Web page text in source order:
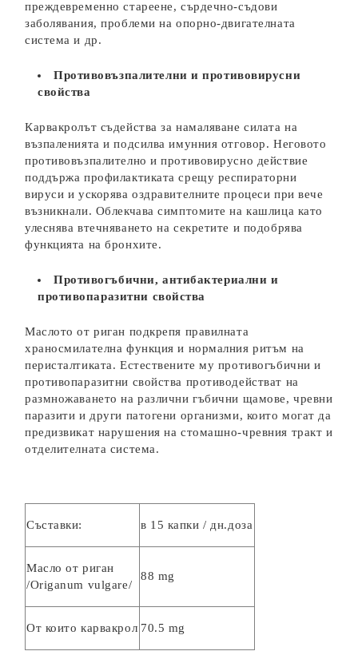
преждевременно стареене, сърдечно-съдови
заболявания, проблеми на опорно-двигателната
система и др.
Противовъзпалителни ипротивовирусни
свойства
Карвакролът съдейства за намаляване силата на
възпаленията и подсилва имунния отговор. Неговото
противовъзпалително и противовирусно действие
поддържа профилактиката срещу респираторни
вируси и ускорява оздравителните процеси при вече
възникнали. Облекчава симптомите на кашлица като
улеснява втечняването на секретите и подобрява
функцията на бронхите.
Противогъбични, антибактериални и
противопаразитни свойства
Маслото от риган подкрепя правилната
храносмилателна функция и нормалния ритъм на
перисталтиката. Естествените му противогъбични и
противопаразитни свойства противодействат на
размножаването на различни гъбични щамове, чревни
паразити и други патогени организми, които могат да
предизвикат нарушения на стомашно-чревния тракт и
отделителната система.
Съставки: в 15 капки / дн.доза
Масло от риган
/Origanum vulgare/
88 mg
От които карвакрол 70.5 mg